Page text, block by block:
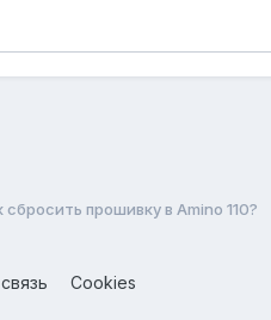
сбросить прошивку в Amino 110?
Cookies